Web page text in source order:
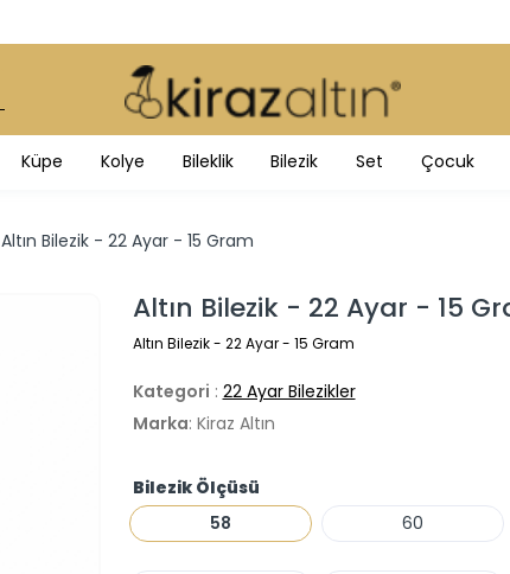
Küpe Kolye Bileklik Bilezik Set Çocuk
Altın Bilezik - 22 Ayar - 15 Gram
Altın Bilezik - 22 Ayar - 15
Altın Bilezik - 22 Ayar - 15 Gram
Kategori : 22 Ayar Bilezikler
Marka: Kiraz Altın
Bilezik Ölçüsü
58
60